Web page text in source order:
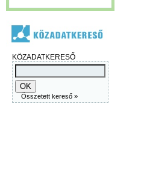
KÖZADATKERESŐ
Összetett kereső »